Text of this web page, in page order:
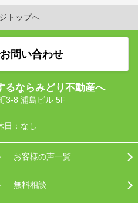
トップへ
問い合わせ
るならみどり不動産へ
3-8 浦島ビル 5F
日：なし
お客様の声一覧
無料相談